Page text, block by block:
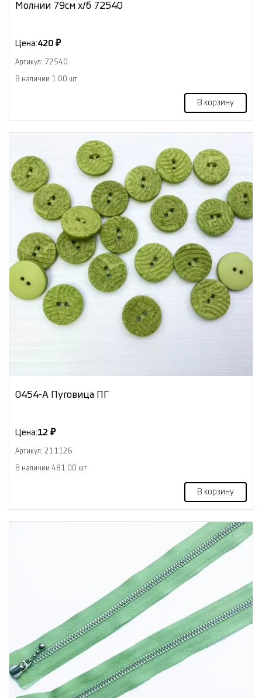
Молнии 79см х/б 72540
Цена:420 ₽
Артикул: 72540
В наличии 1.00 шт
В корзину
0454-А Пуговица ПГ
Цена:12 ₽
Артикул: 211126
В наличии 481.00 шт
В корзину